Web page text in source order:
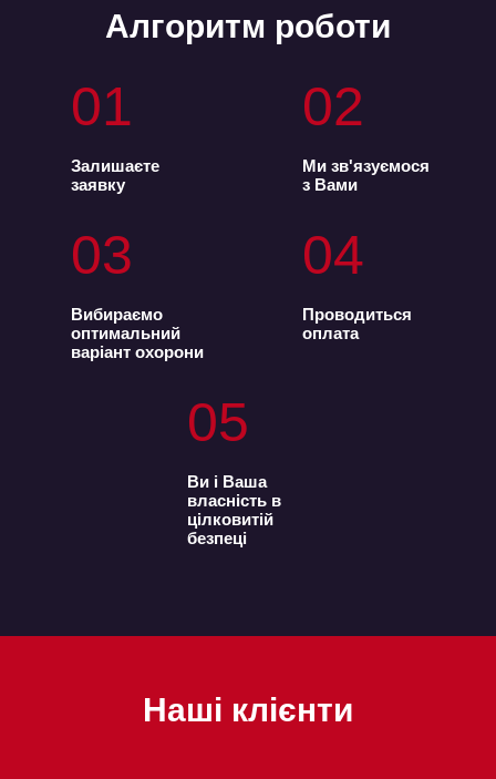
Алгоритм роботи
01
Залишаєте
заявку
02
Ми зв'язуємося
з Вами
03
Вибираємо
оптимальний
варіант охорони
04
Проводиться
оплата
05
Ви і Ваша
власність в
цілковитій
безпеці
Наші клієнти